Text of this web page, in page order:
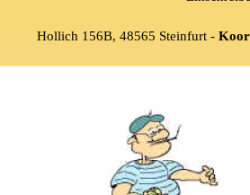
Hollich 156B, 48565 Steinfurt -